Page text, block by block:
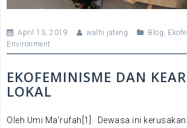
April 13, 2019 walhi jateng Blog,
Environment
EKOFEMINISME DAN
LOKAL
Oleh Umi Ma’rufah[1] Dewasa ini